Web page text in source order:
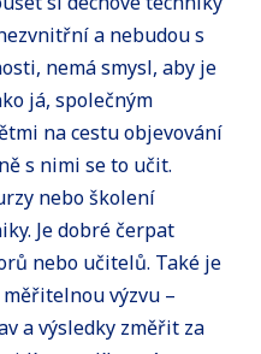
a nebudou s
nemá smysl, aby je
já, společným
na cestu objevování
s nimi se to učit.
nebo školení
Je dobré čerpat
nebo učitelů. Také je
výzvu –
a výsledky změřit za